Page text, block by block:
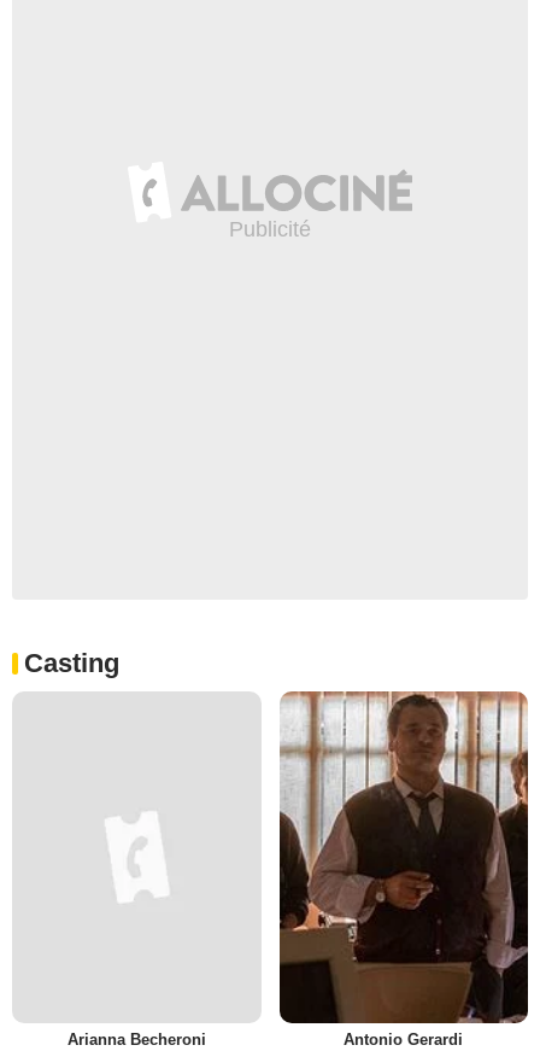
Casting
Arianna Becheroni Antonio Gerardi